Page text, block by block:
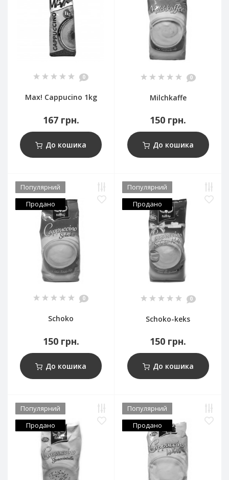
0
Max! Cappucino 1kg
167 грн.
До кошика
0
Milchkaffe
150 грн.
До кошика
Популярний
Продано
0
Schoko
150 грн.
До кошика
Популярний
Продано
0
Schoko-keks
150 грн.
До кошика
Популярний
Продано
Популярний
Продано